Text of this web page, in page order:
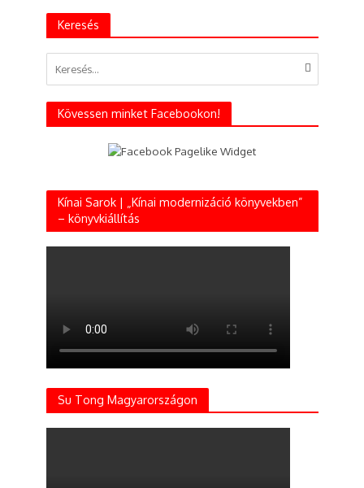
Keresés
Kövessen minket Facebookon!
Kínai Sarok | „Kínai modernizáció könyvekben”
– könyvkiállítás
Su Tong Magyarországon